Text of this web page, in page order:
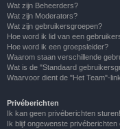
Wat zijn Beheerders?
Wat zijn Moderators?
Wat zijn gebruikersgroepen?
Hoe word ik lid van een
Hoe word ik een groepsleider?
Waarom staan verschillende
Wat is de "Standaard
Waarvoor dient de "Het Team"-
Privéberichten
Ik kan geen privéberichten sturen!
Ik blijf ongewenste privéberichten